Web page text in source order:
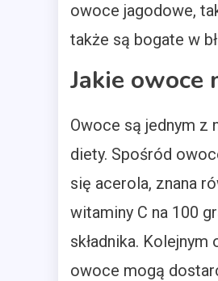
owoce jagodowe,
także są bogate w
Jakie owoce
Owoce są jednym z
diety. Spośród
się acerola, znana
witaminy C na 100
składnika.
owoce mogą